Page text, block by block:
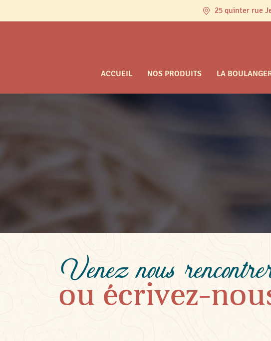
25 quinter rue
ACCUEIL NOS PRODUITS LA
Venez nous
ou écrivez-